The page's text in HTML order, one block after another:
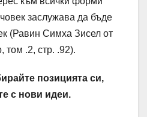
заслужава да бъде
(Равин Симха Зисел от
том .2, стр. .92).
позицията си,
с нови идеи.